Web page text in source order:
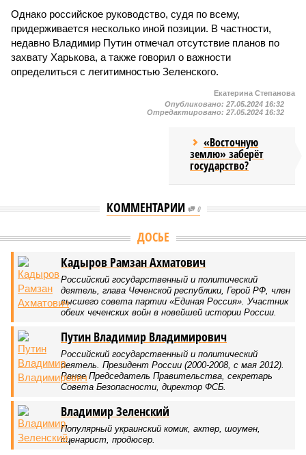
Однако российское руководство, судя по всему,
придерживается несколько иной позиции. В частности,
недавно Владимир Путин отмечал отсутствие планов по
захвату Харькова, а также говорил о важности
определиться с легитимностью Зеленского.
Екатерина Степанова
Опубликовано: 27.05.2024 16:32
Отредактировано: 27.05.2024 16:32
«Восточную
землю» заберёт
государство?
КОММЕНТАРИИ 0
ДОСЬЕ
Кадыров Рамзан Ахматович
Российский государственный и политический
деятель, глава Чеченской республики, Герой РФ, член
высшего совета партии «Единая Россия». Участник
обеих чеченских войн в новейшей истории России.
Путин Владимир Владимирович
Российский государственный и политический
деятель. Президент России (2000-2008, с мая 2012).
Ранее Председатель Правительства, секретарь
Совета Безопасности, директор ФСБ.
Владимир Зеленский
Популярный украинский комик, актер, шоумен,
сценарист, продюсер.